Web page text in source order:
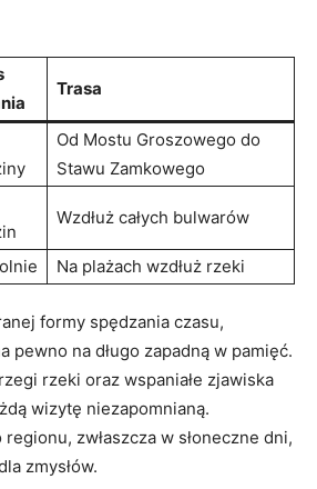
Trasa
Od Mostu Groszowego do
Stawu Zamkowego
Wzdłuż całych bulwarów
Na plażach⁣ wzdłuż rzeki
formy​ spędzania czasu,
pewno ‍na ‍długo zapadną w pamięć.
rzeki⁢ oraz wspaniałe zjawiska
wizytę niezapomnianą.
zwłaszcza⁣ w słoneczne dni,
zmysłów.